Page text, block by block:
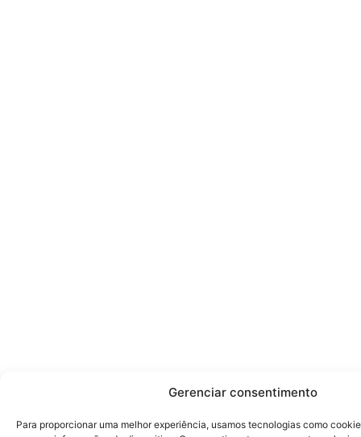
Gerenciar consentimento
Para proporcionar uma melhor experiência, usamos tecnologias como